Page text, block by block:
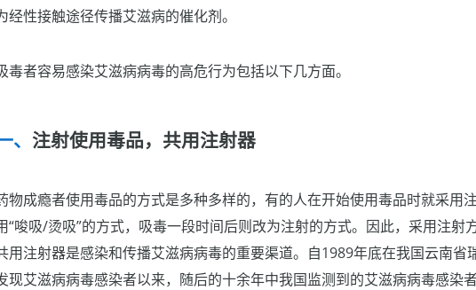
经性接触途径传播艾滋病的催化剂。
毒者容易感染艾滋病病毒的高危行为包括以下几方面。
注射使用毒品，共用注射器
物成瘾者使用毒品的方式是多种多样的，有的人在开始使用毒品时就采用
“唆吸/烫吸”的方式，吸毒一段时间后则改为注射的方式。因此，采用注射
用注射器是感染和传播艾滋病病毒的重要渠道。自1989年底在我国云南省
现艾滋病病毒感染者以来，随后的十余年中我国监测到的艾滋病病毒感染